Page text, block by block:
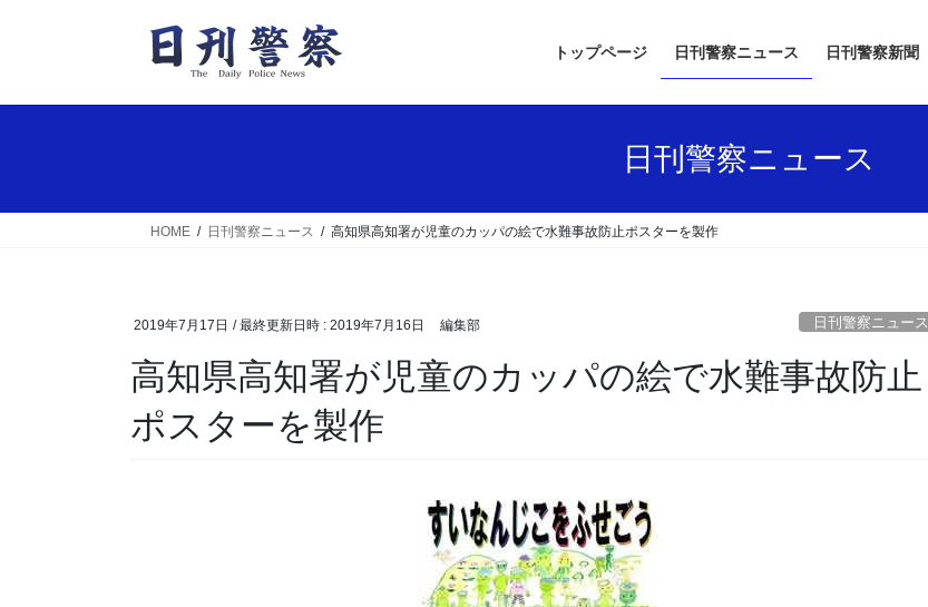
トップページ 日刊警察ニュース 日刊警察新聞
日刊警察ニュース
HOME 日刊警察ニュース 高知県高知署が児童のカッパの絵で水難事故防止ポスターを製作
2019年7月17日 / 最終更新日時 : 2019年7月16日 編集部 日刊警察ニュース
高知県高知署が児童のカッパの絵で水難事故防止
ポスターを製作